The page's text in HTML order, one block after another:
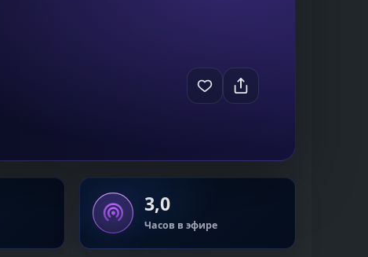
3,0
Часов в эфире